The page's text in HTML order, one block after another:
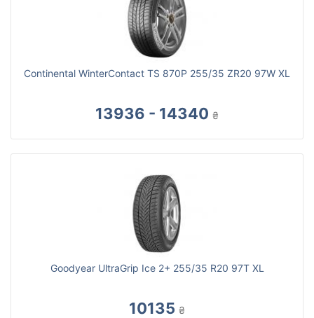
Continental WinterContact TS 870P 255/35 ZR20 97W XL
13936 - 14340 ₴
Goodyear UltraGrip Ice 2+ 255/35 R20 97T XL
10135 ₴